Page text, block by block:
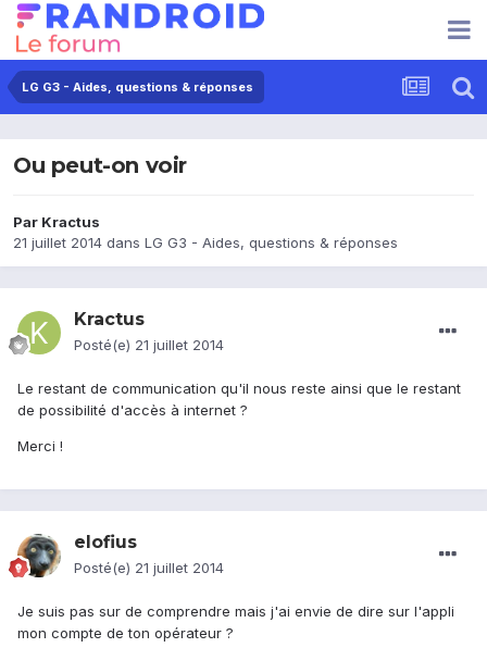
LG G3 - Aides, questions & réponses
Ou peut-on voir
Par Kractus
21 juillet 2014 dans LG G3 - Aides, questions & réponses
Kractus
Posté(e) 21 juillet 2014
Le restant de communication qu'il nous reste ainsi que le restant
de possibilité d'accès à internet ?
Merci !
elofius
Posté(e) 21 juillet 2014
Je suis pas sur de comprendre mais j'ai envie de dire sur l'appli
mon compte de ton opérateur ?